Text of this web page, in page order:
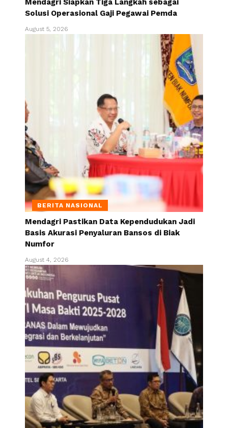
Solusi Operasional Gaji Pegawai Pemda
August 5, 2026
BERITA NASIONAL
Mendagri Pastikan Data Kependudukan Jadi
Basis Akurasi Penyaluran Bansos di Biak
Numfor
August 4, 2026